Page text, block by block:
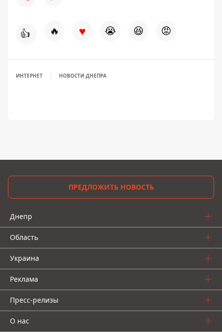
👍 🔥 ♥ 😭 😆 😡
ИНТЕРНЕТ НОВОСТИ ДНЕПРА
ПРЕДЛОЖИТЬ НОВОСТЬ
Днепр
Область
Украина
Реклама
Пресс-релизы
О нас